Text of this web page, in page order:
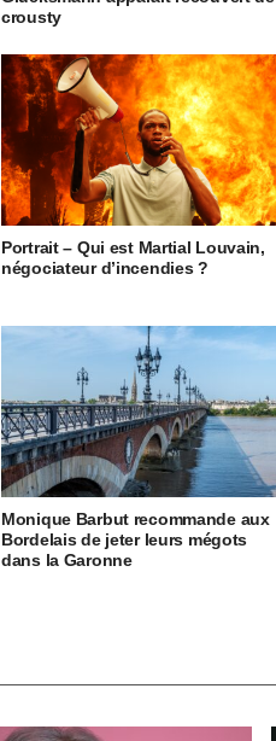
crousty
Portrait – Qui est Martial Louvain,
négociateur d’incendies ?
Monique Barbut recommande aux
Bordelais de jeter leurs mégots
dans la Garonne